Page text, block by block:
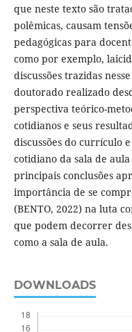
que neste texto são
polêmicas, causam
pedagógicas para
como por exemplo,
discussões trazidas
doutorado realizado
perspectiva teórico-
cotidianos e seus
discussões do currículo
cotidiano da sala de
principais conclusões
importância de se
(BENTO, 2022) na luta
que podem decorrer
como a sala de aula.
DOWNLOADS